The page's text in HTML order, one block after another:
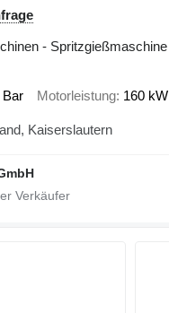
- Spritzgießmaschine
Bar Motorleistung 160 kW
Kaiserslautern